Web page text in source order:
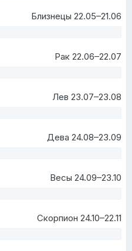
Близнецы 22.05–21.06
Рак 22.06–22.07
Лев 23.07–23.08
Дева 24.08–23.09
Весы 24.09–23.10
Скорпион 24.10–22.11